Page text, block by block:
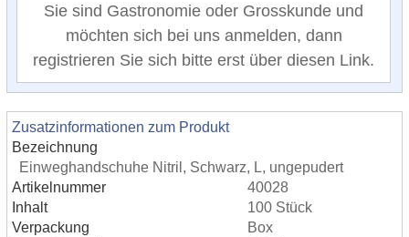
Sie sind Gastronomie oder Grosskunde und
möchten sich bei uns anmelden, dann
registrieren Sie sich bitte erst über diesen Link.
Zusatzinformationen zum Produkt
Bezeichnung
Einweghandschuhe Nitril, Schwarz, L, ungepudert
Artikelnummer
40028
Inhalt
100 Stück
Verpackung
Box